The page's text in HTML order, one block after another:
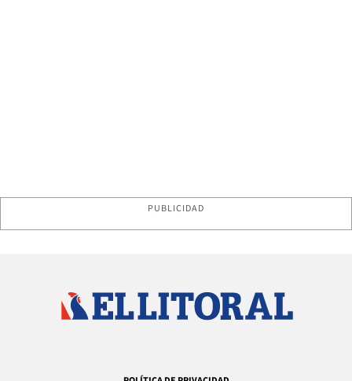
PUBLICIDAD